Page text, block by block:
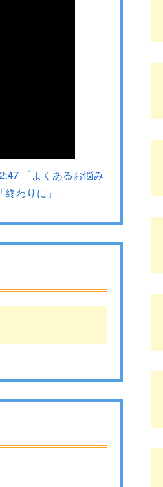
2:47 「よくあるお悩み
終わりに」